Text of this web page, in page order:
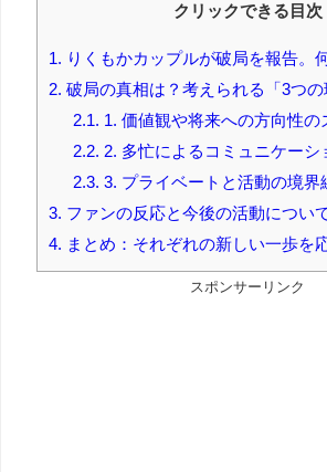
クリックできる目次
1. りくもかカップルが破局を報告。
2. 破局の真相は？考えられる「3つの
2.1. 1. 価値観や将来への方向性の
2.2. 2. 多忙によるコミュニケーシ
2.3. 3. プライベートと活動の境界
3. ファンの反応と今後の活動につい
4. まとめ：それぞれの新しい一歩を
スポンサーリンク